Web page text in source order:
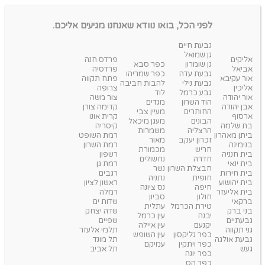
לפני הכל, בואו נוודא שאנחנו מגיעים אליכם.
אליקים
אביאל
אור עקיבא
אליכין
אור יהודה
אבן יהודה
ארסוף
בת שלמה
ביתן מאהרון
בנימינה
בית חנניה
בית ינאי
בית חירות
בית יהושוע
בית אליעזר
ברקאי
בני ברק
גבעתיים
גני תקווה
גבעת אולגה
געש
גבעת חיים
גן שמואל
גן שומרון
גבעת עדה
גבעת נילי
גבע כרמל
הוד השרון
החותרים
הבונים
הרצליה
זכרון יעקב
חריש
חדרה
חבצלת השרון
חופית
חיפה
חולון
טירת הכרמל
יבנה
יקנעם
כפר גליקסון
כפר ויתקין
כפר יונה
כפר סבא
כפר שמריהו
להבות חביבה
לוד
מגדים
מעיין צבי
מעגן מיכאל
משמרות
מאור
מכמורת
נחשולים
נשר
נתניה
נס ציונה
סביון
עתלית
עין כרמל
עין איילה
עין השופש
עמיקם
פרדס חנה
פרדסיה
פתח תקווה
צרופה
צור משה
קדימה צורן
קרית אונו
קיסריה
רמת השופט
רמת השרון
רשפון
רמת גן
רגבים
ראשון לציון
רמלה
שדות ים
שדה יצחק
שפיים
תלמי אלעזר
תל מונד
תל אביב